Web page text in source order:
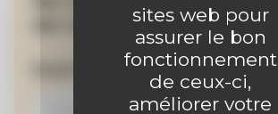
sites web pour
assurer le bon
fonctionnement
de ceux-ci,
améliorer votre
de nos actualités !
Inscrivez-vous à la newsletter